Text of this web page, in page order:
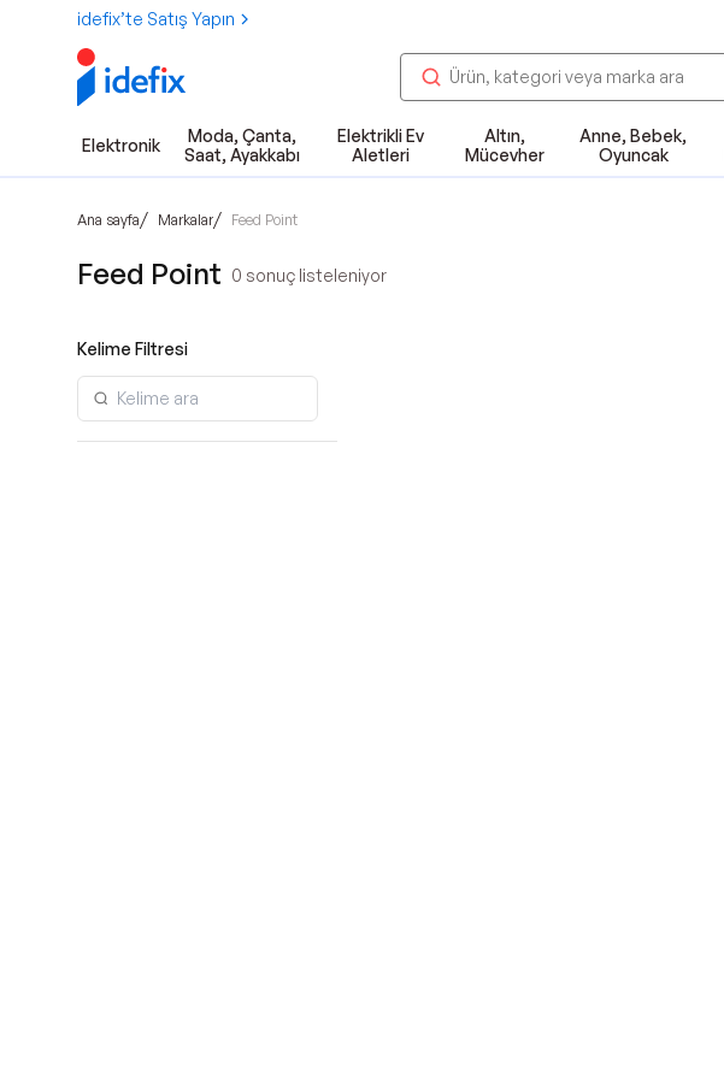
idefix’te Satış Yapın
Elektronik
Moda, Çanta,
Saat, Ayakkabı
Elektrikli Ev
Aletleri
Altın,
Mücevher
Anne, Bebek,
Oyuncak
Ana sayfa/ Markalar/ Feed Point
Feed Point 0 sonuç listeleniyor
Kelime Filtresi